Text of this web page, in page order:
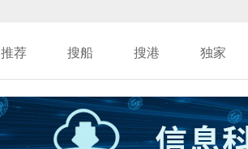
推荐 搜船 搜港 独家